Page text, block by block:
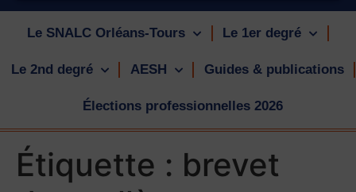
Le SNALC Orléans-Tours Le 1er degré
Le 2nd degré AESH Guides & publications
Élections professionnelles 2026
Étiquette : brevet